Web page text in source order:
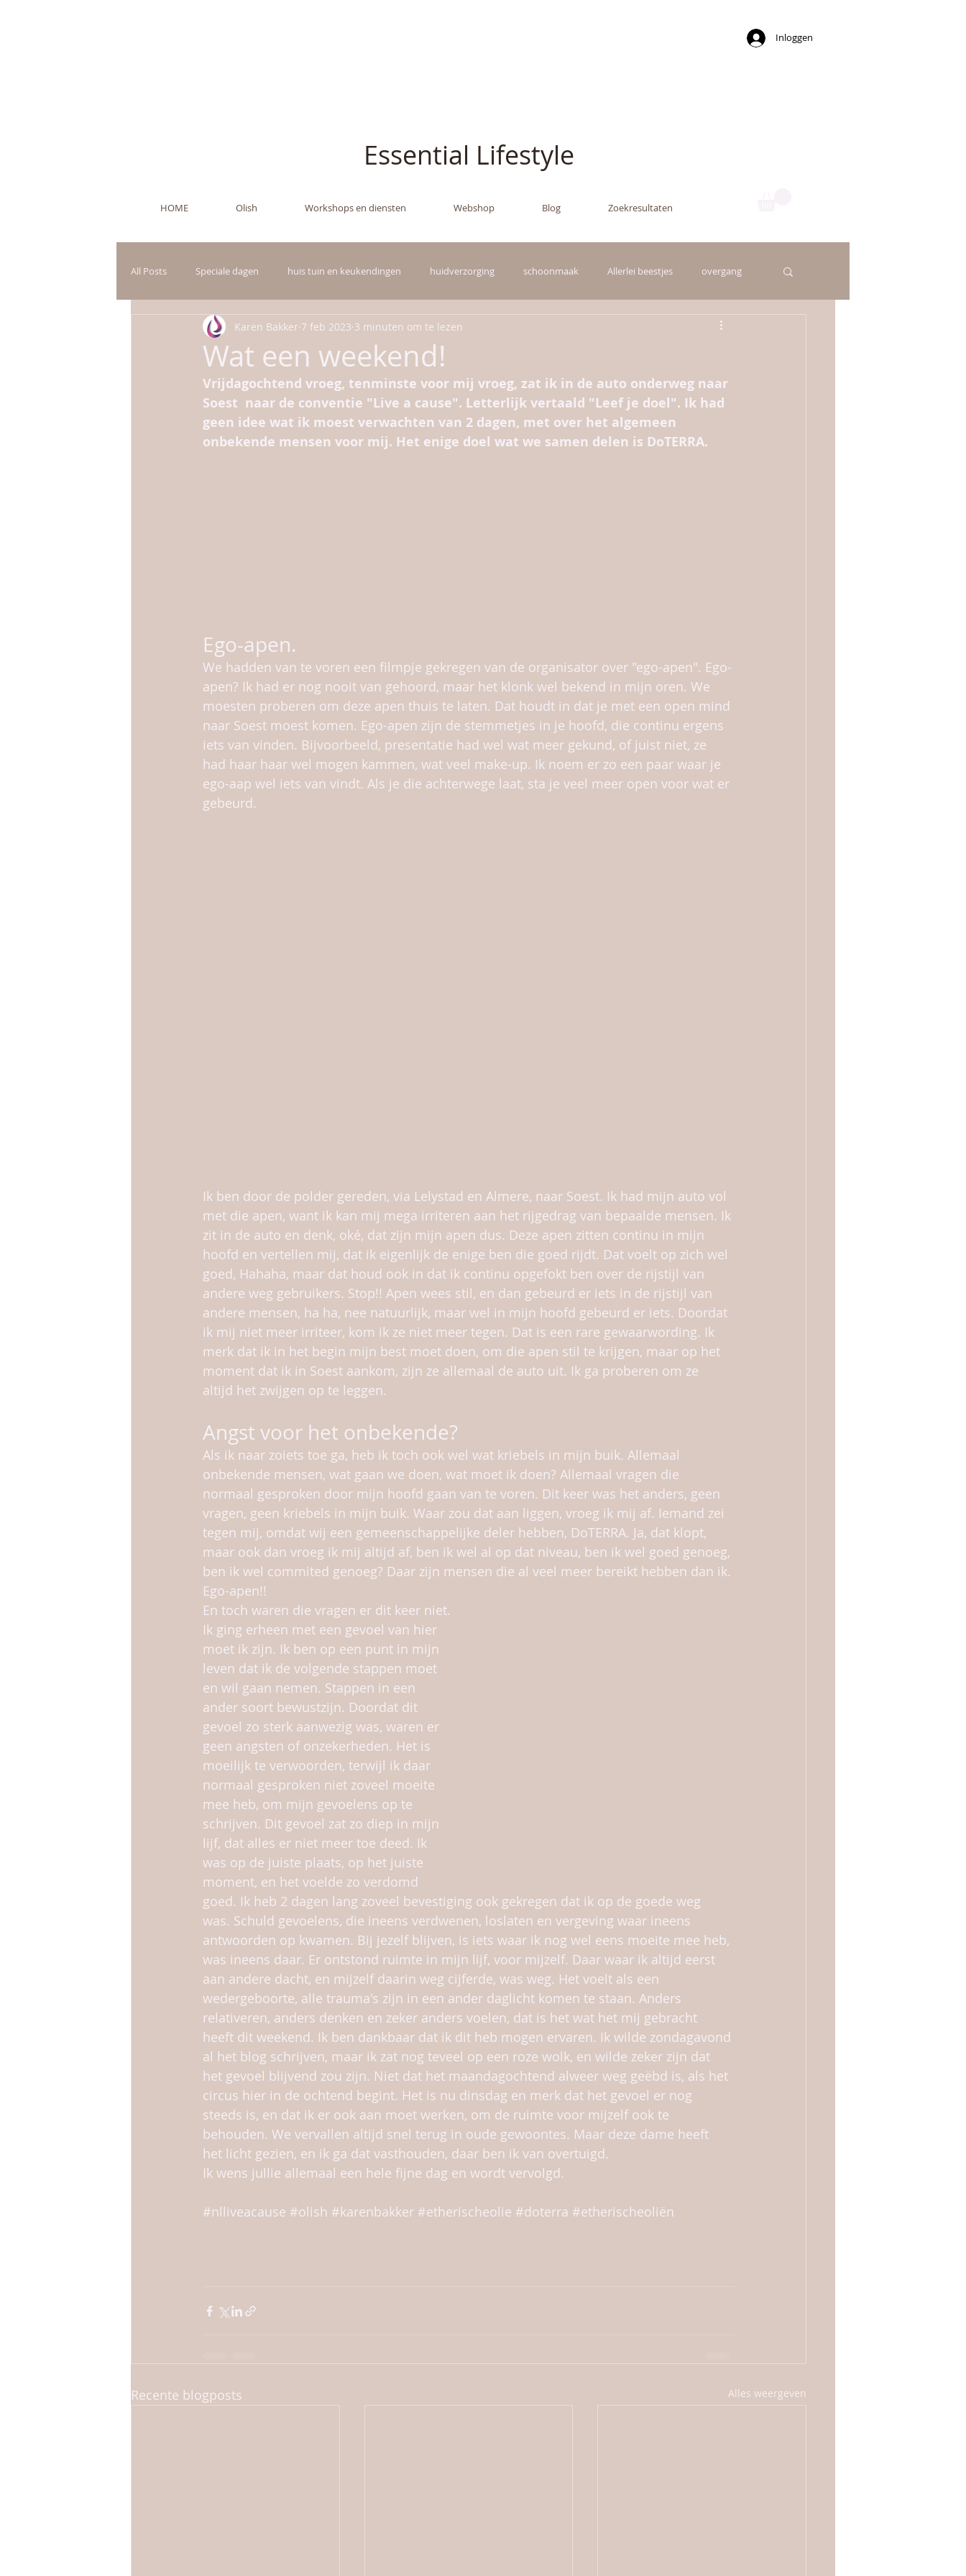
Inloggen
Essential Lifestyle
HOME Olish Workshops en diensten Webshop Blog Zoekresultaten
All Posts Speciale dagen huis tuin en keukendingen huidverzorging schoonmaak Allerlei beestjes overgang
huisdieren gezondheid Olie wetenswaardigheden
Wat een weekend!
Karen Bakker 7 feb 2023 3 minuten om te lezen
Vrijdagochtend vroeg, tenminste voor mij vroeg, zat ik in de auto onderweg naar
Soest  naar de conventie "Live a cause". Letterlijk vertaald "Leef je doel". Ik had
geen idee wat ik moest verwachten van 2 dagen, met over het algemeen
onbekende mensen voor mij. Het enige doel wat we samen delen is DoTERRA.
Ego-apen.
We hadden van te voren een filmpje gekregen van de organisator over "ego-apen". Ego-
apen? Ik had er nog nooit van gehoord, maar het klonk wel bekend in mijn oren. We
moesten proberen om deze apen thuis te laten. Dat houdt in dat je met een open mind
naar Soest moest komen. Ego-apen zijn de stemmetjes in je hoofd, die continu ergens
iets van vinden. Bijvoorbeeld, presentatie had wel wat meer gekund, of juist niet, ze
had haar haar wel mogen kammen, wat veel make-up. Ik noem er zo een paar waar je
ego-aap wel iets van vindt. Als je die achterwege laat, sta je veel meer open voor wat er
gebeurd.
Ik ben door de polder gereden, via Lelystad en Almere, naar Soest. Ik had mijn auto vol
met die apen, want ik kan mij mega irriteren aan het rijgedrag van bepaalde mensen. Ik
zit in de auto en denk, oké, dat zijn mijn apen dus. Deze apen zitten continu in mijn
hoofd en vertellen mij, dat ik eigenlijk de enige ben die goed rijdt. Dat voelt op zich wel
goed, Hahaha, maar dat houd ook in dat ik continu opgefokt ben over de rijstijl van
andere weg gebruikers. Stop!! Apen wees stil, en dan gebeurd er iets in de rijstijl van
andere mensen, ha ha, nee natuurlijk, maar wel in mijn hoofd gebeurd er iets. Doordat
ik mij niet meer irriteer, kom ik ze niet meer tegen. Dat is een rare gewaarwording. Ik
merk dat ik in het begin mijn best moet doen, om die apen stil te krijgen, maar op het
moment dat ik in Soest aankom, zijn ze allemaal de auto uit. Ik ga proberen om ze
altijd het zwijgen op te leggen.
Angst voor het onbekende?
Als ik naar zoiets toe ga, heb ik toch ook wel wat kriebels in mijn buik. Allemaal
onbekende mensen, wat gaan we doen, wat moet ik doen? Allemaal vragen die
normaal gesproken door mijn hoofd gaan van te voren. Dit keer was het anders, geen
vragen, geen kriebels in mijn buik. Waar zou dat aan liggen, vroeg ik mij af. Iemand zei
tegen mij, omdat wij een gemeenschappelijke deler hebben, DoTERRA. Ja, dat klopt,
maar ook dan vroeg ik mij altijd af, ben ik wel al op dat niveau, ben ik wel goed genoeg,
ben ik wel commited genoeg? Daar zijn mensen die al veel meer bereikt hebben dan ik.
Ego-apen!!
En toch waren die vragen er dit keer niet.
Ik ging erheen met een gevoel van hier
moet ik zijn. Ik ben op een punt in mijn
leven dat ik de volgende stappen moet
en wil gaan nemen. Stappen in een
ander soort bewustzijn. Doordat dit
gevoel zo sterk aanwezig was, waren er
geen angsten of onzekerheden. Het is
moeilijk te verwoorden, terwijl ik daar
normaal gesproken niet zoveel moeite
mee heb, om mijn gevoelens op te
schrijven. Dit gevoel zat zo diep in mijn
lijf, dat alles er niet meer toe deed. Ik
was op de juiste plaats, op het juiste
moment, en het voelde zo verdomd
goed. Ik heb 2 dagen lang zoveel bevestiging ook gekregen dat ik op de goede weg
was. Schuld gevoelens, die ineens verdwenen, loslaten en vergeving waar ineens
antwoorden op kwamen. Bij jezelf blijven, is iets waar ik nog wel eens moeite mee heb,
was ineens daar. Er ontstond ruimte in mijn lijf, voor mijzelf. Daar waar ik altijd eerst
aan andere dacht, en mijzelf daarin weg cijferde, was weg. Het voelt als een
wedergeboorte, alle trauma's zijn in een ander daglicht komen te staan. Anders
relativeren, anders denken en zeker anders voelen, dat is het wat het mij gebracht
heeft dit weekend. Ik ben dankbaar dat ik dit heb mogen ervaren. Ik wilde zondagavond
al het blog schrijven, maar ik zat nog teveel op een roze wolk, en wilde zeker zijn dat
het gevoel blijvend zou zijn. Niet dat het maandagochtend alweer weg geëbd is, als het
circus hier in de ochtend begint. Het is nu dinsdag en merk dat het gevoel er nog
steeds is, en dat ik er ook aan moet werken, om de ruimte voor mijzelf ook te
behouden. We vervallen altijd snel terug in oude gewoontes. Maar deze dame heeft
het licht gezien, en ik ga dat vasthouden, daar ben ik van overtuigd.
Ik wens jullie allemaal een hele fijne dag en wordt vervolgd.
#nlliveacause #olish #karenbakker #etherischeolie #doterra #etherischeoliën
Recente blogposts Alles weergeven